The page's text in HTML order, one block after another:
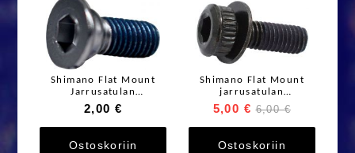
Shimano Flat Mount
Jarrusatulan
kiinnitysruuvi Dura-Ace
B2 BR-R9270
2,00 €
Ostoskoriin
Shimano Flat Mount
jarrusatulan
kiinnitysruuvi BR-
R9170
5,00 € 6,00 €
Ostoskoriin